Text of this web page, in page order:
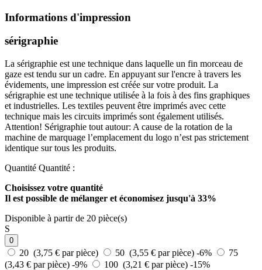
Informations d'impression
sérigraphie
La sérigraphie est une technique dans laquelle un fin morceau de
gaze est tendu sur un cadre. En appuyant sur l'encre à travers les
évidements, une impression est créée sur votre produit. La
sérigraphie est une technique utilisée à la fois à des fins graphiques
et industrielles. Les textiles peuvent être imprimés avec cette
technique mais les circuits imprimés sont également utilisés.
Attention! Sérigraphie tout autour: A cause de la rotation de la
machine de marquage l’emplacement du logo n’est pas strictement
identique sur tous les produits.
Quantité Quantité :
Choisissez votre quantité
Il est possible de mélanger et économisez jusqu'à 33%
Disponible à partir de 20 pièce(s)
S
0
20 (3,75 € par pièce) 50 (3,55 € par pièce) -6%
75
(3,43 € par pièce) -9% 100 (3,21 € par pièce) -15%